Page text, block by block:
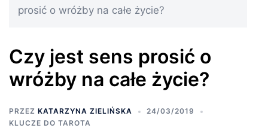
prosić o wróżby na całe życie?
Czy jest sens prosić o
wróżby na całe życie?
PRZEZ KATARZYNA ZIELIŃSKA
24/03/2019
KLUCZE DO TAROTA